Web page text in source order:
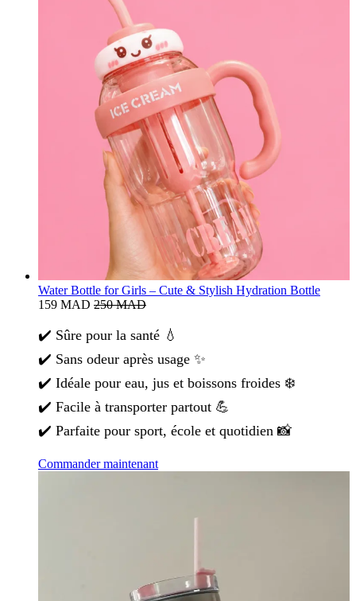
Water Bottle for Girls – Cute & Stylish Hydration Bottle
159 MAD 250 MAD
✔️ Sûre pour la santé 💧
✔️ Sans odeur après usage ✨
✔️ Idéale pour eau, jus et boissons froides ❄️
✔️ Facile à transporter partout 💪
✔️ Parfaite pour sport, école et quotidien 📸
Commander maintenant